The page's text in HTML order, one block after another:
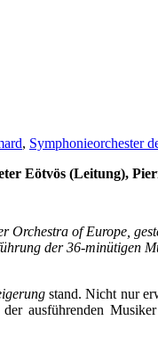
, Symphonieorchester
Eötvös (Leitung),
of Europe,
der 36-minütigen
stand. Nicht nur
ausführenden